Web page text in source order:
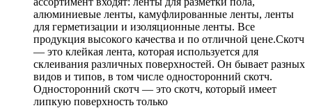
алюминиевые ленты, камуфлированные ленты, ленты
для герметизации и изоляционные ленты. Все
продукция высокого качества и по отличной цене.Скотч
— это клейкая лента, которая используется для
склеивания различных поверхностей. Он бывает разных
видов и типов, в том числе односторонний скотч.
Односторонний скотч — это скотч, который имеет
липкую поверхность только